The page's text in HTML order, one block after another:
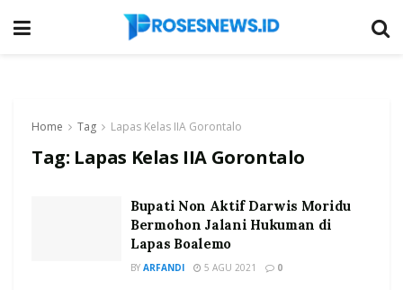
Home Tag Lapas Kelas IIA Gorontalo
Tag: Lapas Kelas IIA Gorontalo
Bupati Non Aktif Darwis Moridu
Bermohon Jalani Hukuman di
Lapas Boalemo
BY ARFANDI 5 AGU 2021 0